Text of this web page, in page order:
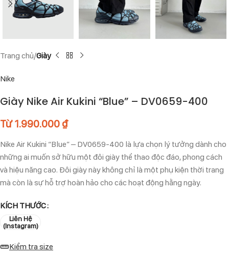
Trang chủ Giày
Nike
Giày Nike Air Kukini “Blue” – DV0659-400
Từ1.990.000 ₫
Nike Air Kukini “Blue” – DV0659-400 là lựa chọn lý tưởng dành cho
những ai muốn sở hữu một đôi giày thể thao độc đáo, phong cách
và hiệu năng cao. Đôi giày này không chỉ là một phụ kiện thời trang
mà còn là sự hỗ trợ hoàn hảo cho các hoạt động hằng ngày.
KÍCH THƯỚC
Liên Hệ
(Instagram)
Kiểm tra size